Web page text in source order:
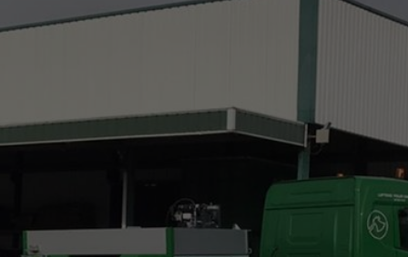
прицепы с
грузоподъёмностью от 5 т
www.morello.eu.com
NL
PL
PT